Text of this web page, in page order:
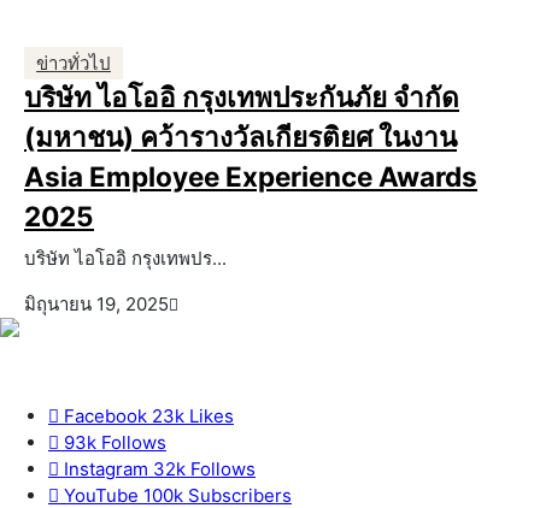
ข่าวทั่วไป
บริษัท ไอโออิ กรุงเทพประกันภัย จำกัด
(มหาชน) คว้ารางวัลเกียรติยศ ในงาน
Asia Employee Experience Awards
2025
บริษัท ไอโออิ กรุงเทพปร...
มิถุนายน 19, 2025
Facebook 23k Likes
93k Follows
Instagram 32k Follows
YouTube 100k Subscribers